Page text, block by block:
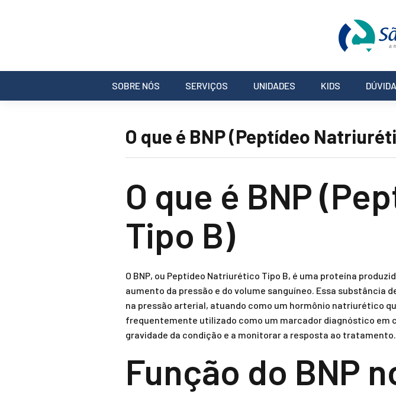
SOBRE NÓS SERVIÇOS UNIDADES KIDS
O que é BNP (Peptídeo
O que é BNP
Tipo B)
O BNP, ou Peptídeo Natriurético Tipo B, é uma proteína
aumento da pressão e do volume sanguíneo. Essa substância
na pressão arterial, atuando como um hormônio natriurético
frequentemente utilizado como um marcador diagnóstico em
gravidade da condição e a monitorar a resposta ao tratamento.
Função do BNP